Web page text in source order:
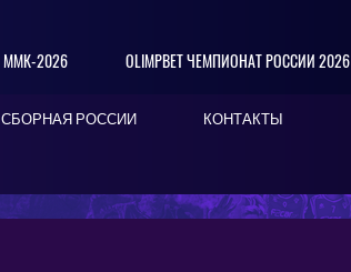
ММК-2026 OLIMPBET ЧЕМПИОНАТ РОССИИ 2026
СБОРНАЯ РОССИИ КОНТАКТЫ